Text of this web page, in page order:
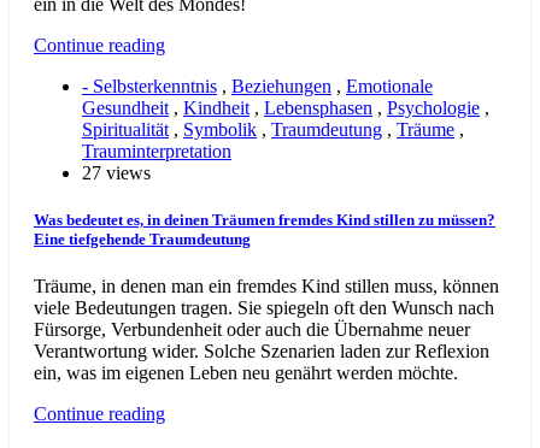
ein in die Welt des Mondes!
Continue reading
- Selbsterkenntnis , Beziehungen , Emotionale
Gesundheit , Kindheit , Lebensphasen , Psychologie ,
Spiritualität , Symbolik , Traumdeutung , Träume ,
Trauminterpretation
27 views
Was bedeutet es, in deinen Träumen fremdes Kind stillen zu müssen?
Eine tiefgehende Traumdeutung
Träume, in denen man ein fremdes Kind stillen muss, können
viele Bedeutungen tragen. Sie spiegeln oft den Wunsch nach
Fürsorge, Verbundenheit oder auch die Übernahme neuer
Verantwortung wider. Solche Szenarien laden zur Reflexion
ein, was im eigenen Leben neu genährt werden möchte.
Continue reading